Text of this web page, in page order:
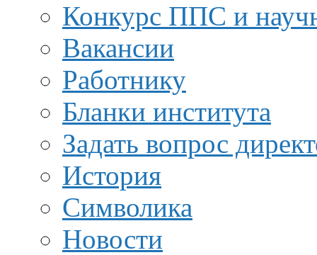
Конкурс ППС и
Вакансии
Работнику
Бланки института
Задать вопрос
История
Символика
Новости